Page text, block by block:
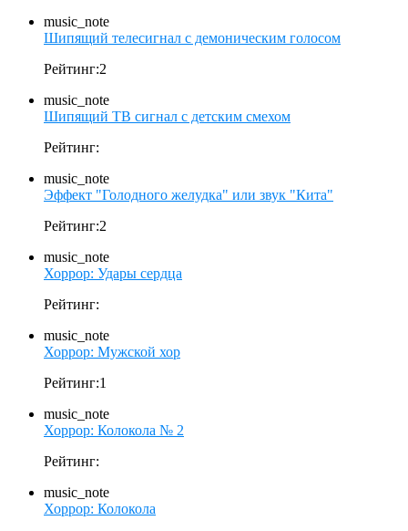
music_note
Шипящий телесигнал с демоническим голосом
Рейтинг:2
music_note
Шипящий ТВ сигнал с детским смехом
Рейтинг:
music_note
Эффект "Голодного желудка" или звук "Кита"
Рейтинг:2
music_note
Хоррор: Удары сердца
Рейтинг:
music_note
Хоррор: Мужской хор
Рейтинг:1
music_note
Хоррор: Колокола № 2
Рейтинг:
music_note
Хоррор: Колокола